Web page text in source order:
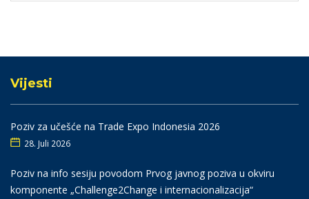
Vijesti
Poziv za učešće na Trade Expo Indonesia 2026
28. Juli 2026
Poziv na info sesiju povodom Prvog javnog poziva u okviru
komponente „Challenge2Change i internacionalizacija“